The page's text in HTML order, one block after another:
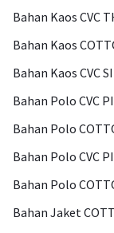
Bahan Kaos CVC
Bahan Kaos
Bahan Kaos CVC
Bahan Polo CVC
Bahan Polo
Bahan Polo CVC
Bahan Polo
Bahan Jaket